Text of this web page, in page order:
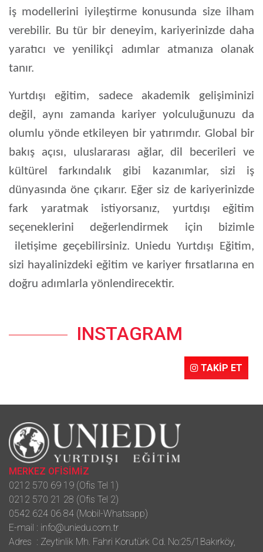
iş modellerini iyileştirme konusunda size ilham
verebilir. Bu tür bir deneyim, kariyerinizde daha
yaratıcı ve yenilikçi adımlar atmanıza olanak
tanır.
Yurtdışı eğitim, sadece akademik gelişiminizi
değil, aynı zamanda kariyer yolculuğunuzu da
olumlu yönde etkileyen bir yatırımdır. Global bir
bakış açısı, uluslararası ağlar, dil becerileri ve
kültürel farkındalık gibi kazanımlar, sizi iş
dünyasında öne çıkarır. Eğer siz de kariyerinizde
fark yaratmak istiyorsanız, yurtdışı eğitim
seçeneklerini değerlendirmek için bizimle
iletişime geçebilirsiniz. Uniedu Yurtdışı Eğitim,
sizi hayalinizdeki eğitim ve kariyer fırsatlarına en
doğru adımlarla yönlendirecektir.
INSTAGRAM
TAKİP ET
MERKEZ OFİSİMİZ
0212 570 69 19 (Ofis Tel 1)
0212 570 21 28 (Ofis Tel 2)
0542 624 06 84 (Mobil-Whatsapp)
E-mail : info@uniedu.com.tr
Adres : Zeytinlik Mh. Fahri Korutürk Cd. No:25/1Bakırköy,